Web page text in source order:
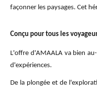
façonner les paysages. Cet
Conçu pour tous les
L'offre d'AMAALA va bien
d'expériences.
De la plongée et de